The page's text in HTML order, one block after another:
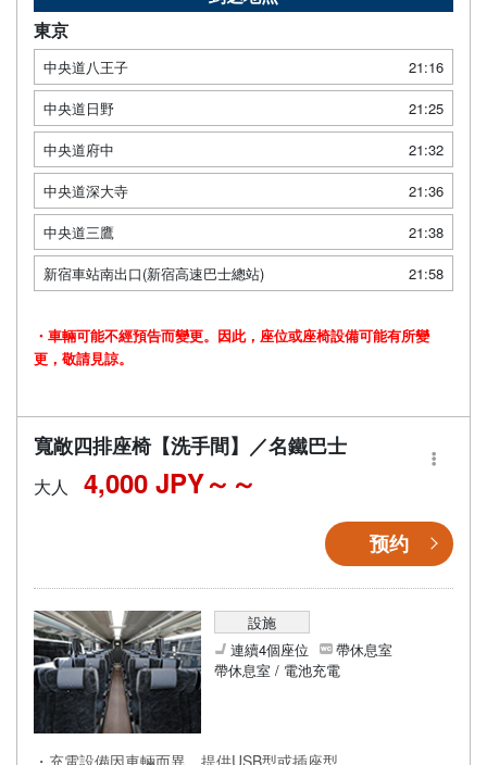
東京
中央道八王子
21:16
中央道日野
21:25
中央道府中
21:32
中央道深大寺
21:36
中央道三鷹
21:38
新宿車站南出口(新宿高速巴士總站)
21:58
・車輛可能不經預告而變更。因此，座位或座椅設備可能有所變
更，敬請見諒。
寬敞四排座椅【洗手間】／名鐵巴士
大人 4,000 JPY～
预约
設施
連續4個座位
帶休息室
帶休息室 / 電池充電
・充電設備因車輛而異，提供USB型或插座型。